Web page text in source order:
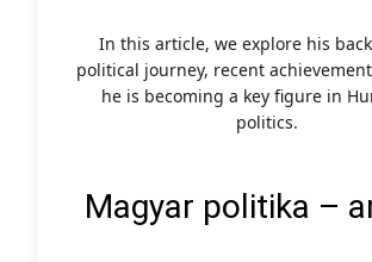
In this article, we explore his
political journey, recent
he is becoming a key figure in
politics.
Magyar politika –